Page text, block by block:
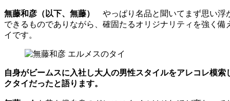
無藤和彦（以下、無藤）
やっぱり名品と聞いてまず思い浮
できるものでありながら、確固たるオリジナリティを強く
イです。
自身がビームスに入社し大人の男性スタイルをアレコレ模
クタイだったと語ります。